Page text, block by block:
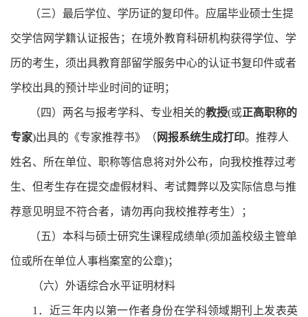
（三）最后学位、学历证的复印件。应届毕业硕士生提
交学信网学籍认证报告；在境外教育科研机构获得学位、学
历的考生，须出具教育部留学服务中心的认证书复印件或者
学校出具的预计毕业时间的证明；
（四）两名与报考学科、专业相关的教授(或正高职称的
专家)出具的《专家推荐书》（ 网报系统生成打印。推荐人
姓名、所在单位、职称等信息将对外公布，向我校推荐过考
生、但考生存在提交虚假材料、考试舞弊以及实际信息与推
荐意见明显不符合者，请勿再向我校推荐考生）；
（五）本科与硕士研究生课程成绩单(须加盖校级主管单
位或所在单位人事档案室的公章)；
（六） 外语综合水平证明材料
1 ．近三年内以第一作者身份在学科领域期刊上发表英